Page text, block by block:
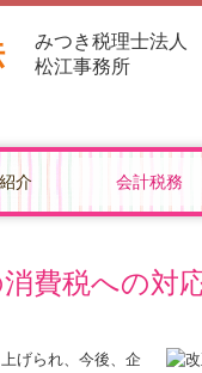
みつき税理士法人
松江事務所
介 会計税務
費税への対
げられ、今後、企